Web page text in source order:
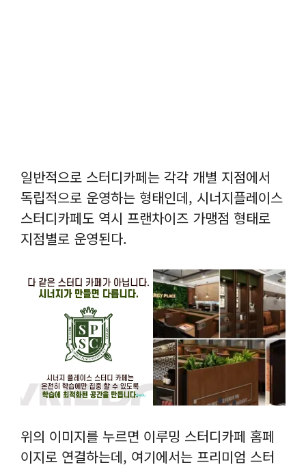
일반적으로 스터디카페는 각각 개별 지점에서
독립적으로 운영하는 형태인데, 시너지플레이스
스터디카페도 역시 프랜차이즈 가맹점 형태로
지점별로 운영된다.
위의 이미지를 누르면 이루밍 스터디카페 홈페
이지로 연결하는데, 여기에서는 프리미엄 스터